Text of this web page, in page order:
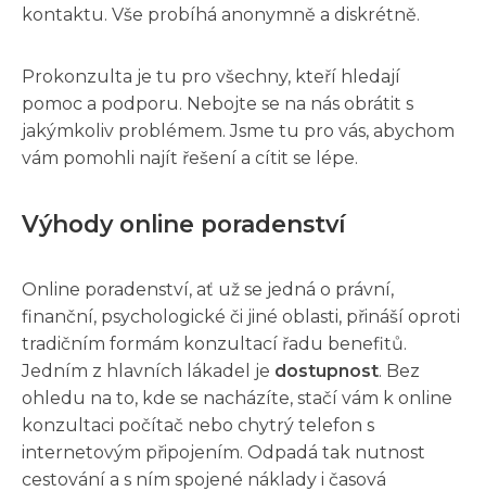
kontaktu. Vše probíhá anonymně a diskrétně.
Prokonzulta je tu pro všechny, kteří hledají
pomoc a podporu. Nebojte se na nás obrátit s
jakýmkoliv problémem. Jsme tu pro vás, abychom
vám pomohli najít řešení a cítit se lépe.
Výhody online poradenství
Online poradenství, ať už se jedná o právní,
finanční, psychologické či jiné oblasti, přináší oproti
tradičním formám konzultací řadu benefitů.
Jedním z hlavních lákadel je dostupnost. Bez
ohledu na to, kde se nacházíte, stačí vám k online
konzultaci počítač nebo chytrý telefon s
internetovým připojením. Odpadá tak nutnost
cestování a s ním spojené náklady i časová